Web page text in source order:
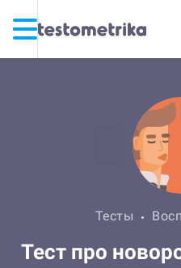
Тесты
Тест про